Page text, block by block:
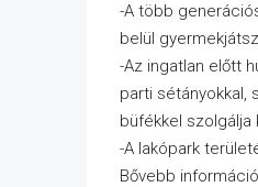
-A több
belül
-Az ingatlan előtt
parti sétányokkal,
büfékkel szolgálja
-A lakópark
Bővebb